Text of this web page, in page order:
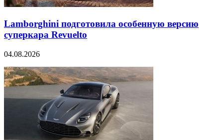
Lamborghini подготовила особенную версию
суперкара Revuelto
04.08.2026